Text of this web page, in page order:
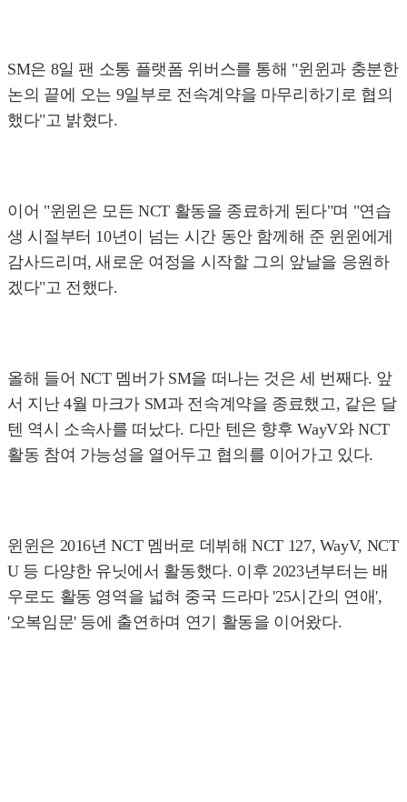
SM은 8일 팬 소통 플랫폼 위버스를 통해 "윈윈과 충분한
논의 끝에 오는 9일부로 전속계약을 마무리하기로 협의
했다"고 밝혔다.
이어 "윈윈은 모든 NCT 활동을 종료하게 된다"며 "연습
생 시절부터 10년이 넘는 시간 동안 함께해 준 윈윈에게
감사드리며, 새로운 여정을 시작할 그의 앞날을 응원하
겠다"고 전했다.
올해 들어 NCT 멤버가 SM을 떠나는 것은 세 번째다. 앞
서 지난 4월 마크가 SM과 전속계약을 종료했고, 같은 달
텐 역시 소속사를 떠났다. 다만 텐은 향후 WayV와 NCT
활동 참여 가능성을 열어두고 협의를 이어가고 있다.
윈윈은 2016년 NCT 멤버로 데뷔해 NCT 127, WayV, NCT
U 등 다양한 유닛에서 활동했다. 이후 2023년부터는 배
우로도 활동 영역을 넓혀 중국 드라마 '25시간의 연애',
'오복임문' 등에 출연하며 연기 활동을 이어왔다.